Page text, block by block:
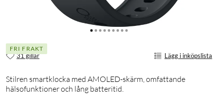
FRI FRAKT
31 gillar Lägg i inköpslista
Stilren smartklocka med AMOLED-skärm, omfattande
hälsofunktioner och lång batteritid.